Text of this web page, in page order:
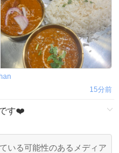
15分前
す❤️
いる可能性のあるメディア